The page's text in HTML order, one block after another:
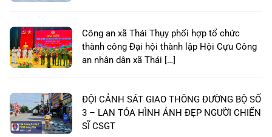
Công an xã Thái Thụy phối hợp tổ chức
thành công Đại hội thành lập Hội Cựu Công
an nhân dân xã Thái […]
ĐỘI CẢNH SÁT GIAO THÔNG ĐƯỜNG BỘ SỐ
3 – LAN TỎA HÌNH ẢNH ĐẸP NGƯỜI CHIẾN
SĨ CSGT